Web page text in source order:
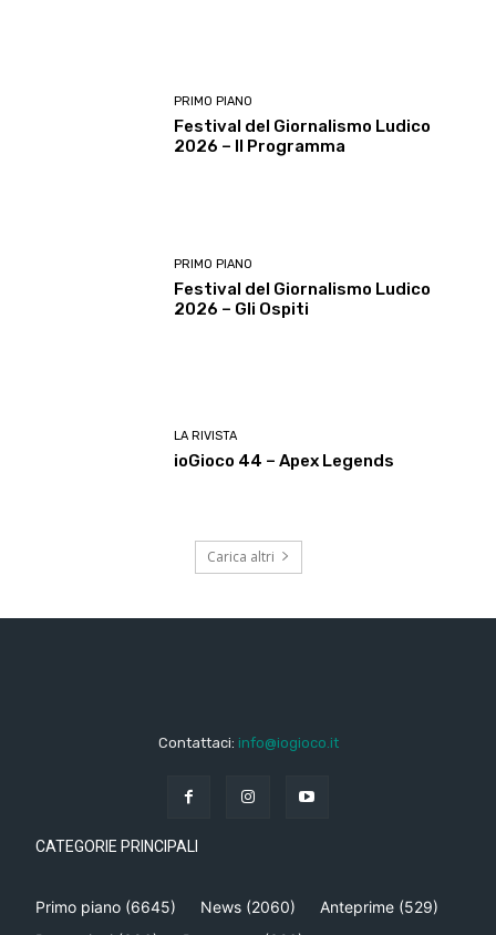
PRIMO PIANO
Festival del Giornalismo Ludico
2026 – Il Programma
PRIMO PIANO
Festival del Giornalismo Ludico
2026 – Gli Ospiti
LA RIVISTA
ioGioco 44 – Apex Legends
Carica altri
Contattaci: info@iogioco.it
CATEGORIE PRINCIPALI
Primo piano (6645) News (2060) Anteprime (529)